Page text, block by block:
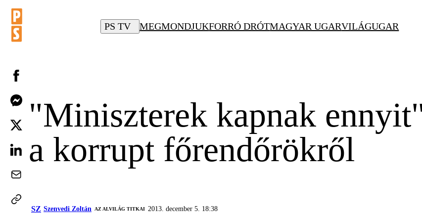
PS TV MEGMONDJUKFORRÓ DRÓTMAGYAR UGARVILÁGUGAR
"Miniszterek kapnak
a korrupt főrendőrökről
SZ Szenvedi Zoltán AZ ALVILÁG TITKAI 2013. december 5. 18:38